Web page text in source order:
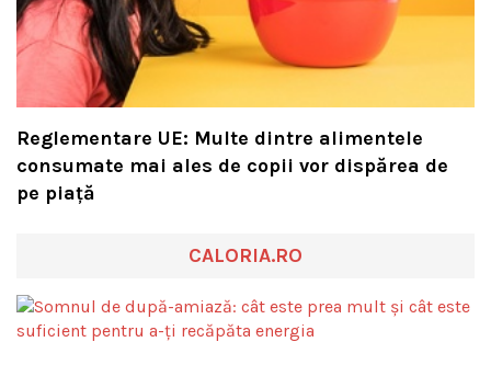
Reglementare UE: Multe dintre alimentele
consumate mai ales de copii vor dispărea de
pe piață
CALORIA.RO